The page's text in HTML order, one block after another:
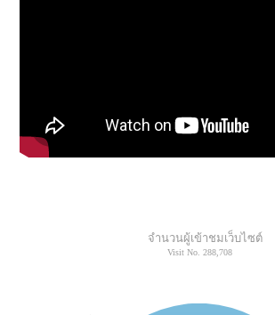
จำนวนผู้เข้าชมเว็บไซต์